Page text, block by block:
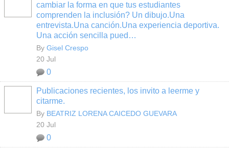
cambiar la forma en que tus estudiantes
comprenden la inclusión? Un dibujo.Una
entrevista.Una canción.Una experiencia deportiva.
Una acción sencilla pued…
By Gisel Crespo
20 Jul
0
Publicaciones recientes, los invito a leerme y
citarme.
By BEATRIZ LORENA CAICEDO GUEVARA
20 Jul
0